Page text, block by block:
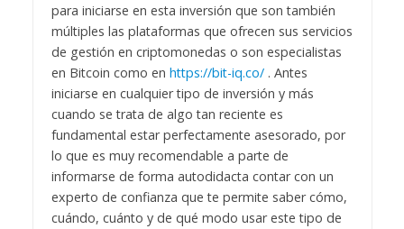
para iniciarse en esta inversión que son también
múltiples las plataformas que ofrecen sus servicios
de gestión en criptomonedas o son especialistas
en Bitcoin como en https://bit-iq.co/. Antes
iniciarse en cualquier tipo de inversión y más
cuando se trata de algo tan reciente es
fundamental estar perfectamente asesorado, por
lo que es muy recomendable a parte de
informarse de forma autodidacta contar con un
experto de confianza que te permite saber cómo,
cuándo, cuánto y de qué modo usar este tipo de